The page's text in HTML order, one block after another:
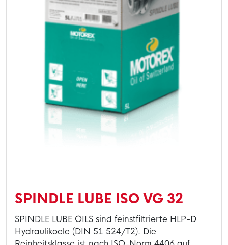
SPINDLE LUBE ISO VG 32
SPINDLE LUBE OILS sind feinstfiltrierte HLP-D
Hydraulikoele (DIN 51 524/T2). Die